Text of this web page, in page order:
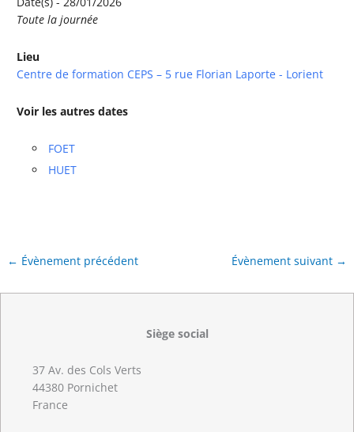
Toute la journée
Lieu
Centre de formation CEPS – 5 rue Florian Laporte - Lorient
Voir les autres dates
FOET
HUET
← Évènement précédent Évènement suivant →
Siège social
37 Av. des Cols Verts
44380 Pornichet
France